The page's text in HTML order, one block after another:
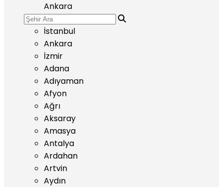
Ankara
İstanbul
Ankara
İzmir
Adana
Adıyaman
Afyon
Ağrı
Aksaray
Amasya
Antalya
Ardahan
Artvin
Aydın